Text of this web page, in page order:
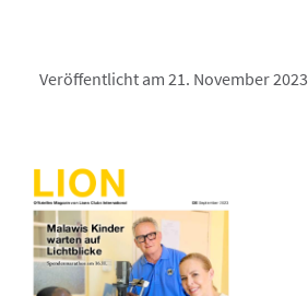
Veröffentlicht am 21. November 2023